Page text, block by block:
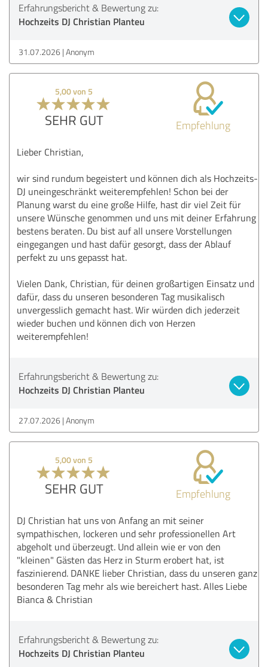
Erfahrungsbericht & Bewertung zu:
Hochzeits DJ Christian Planteu
31.07.2026 Anonym
5,00 von 5
SEHR GUT Empfehlung
Lieber Christian,
wir sind rundum begeistert und können dich als Hochzeits-
DJ uneingeschränkt weiterempfehlen! Schon bei der
Planung warst du eine große Hilfe, hast dir viel Zeit für
unsere Wünsche genommen und uns mit deiner Erfahrung
bestens beraten. Du bist auf all unsere Vorstellungen
eingegangen und hast dafür gesorgt, dass der Ablauf
perfekt zu uns gepasst hat.
Vielen Dank, Christian, für deinen großartigen Einsatz und
dafür, dass du unseren besonderen Tag musikalisch
unvergesslich gemacht hast. Wir würden dich jederzeit
wieder buchen und können dich von Herzen
weiterempfehlen!
Erfahrungsbericht & Bewertung zu:
Hochzeits DJ Christian Planteu
27.07.2026 Anonym
5,00 von 5
SEHR GUT Empfehlung
DJ Christian hat uns von Anfang an mit seiner
sympathischen, lockeren und sehr professionellen Art
abgeholt und überzeugt. Und allein wie er von den
"kleinen" Gästen das Herz in Sturm erobert hat, ist
faszinierend. DANKE lieber Christian, dass du unseren ganz
besonderen Tag mehr als wie bereichert hast. Alles Liebe
Bianca & Christian
Erfahrungsbericht & Bewertung zu:
Hochzeits DJ Christian Planteu